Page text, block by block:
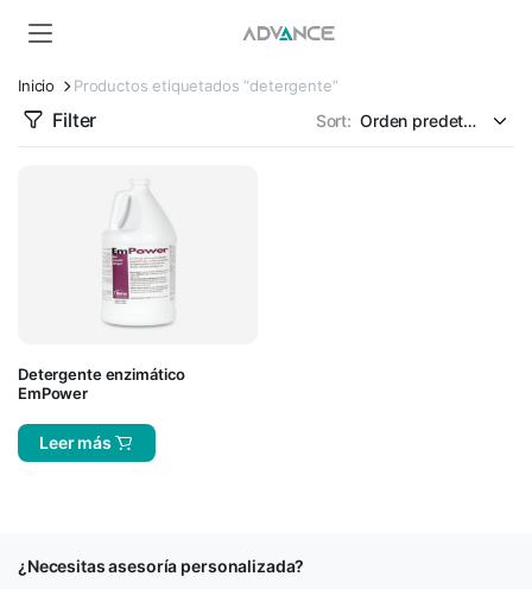
Inicio Productos etiquetados “detergente”
Filter Sort:
Detergente enzimático
EmPower
Leer más
¿Necesitas asesoría personalizada?